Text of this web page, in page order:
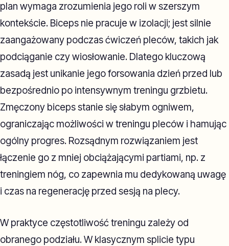
plan wymaga zrozumienia jego roli w szerszym
kontekście. Biceps nie pracuje w izolacji; jest silnie
zaangażowany podczas ćwiczeń pleców, takich jak
podciąganie czy wiosłowanie. Dlatego kluczową
zasadą jest unikanie jego forsowania dzień przed lub
bezpośrednio po intensywnym treningu grzbietu.
Zmęczony biceps stanie się słabym ogniwem,
ograniczając możliwości w treningu pleców i hamując
ogólny progres. Rozsądnym rozwiązaniem jest
łączenie go z mniej obciążającymi partiami, np. z
treningiem nóg, co zapewnia mu dedykowaną uwagę
i czas na regenerację przed sesją na plecy.
W praktyce częstotliwość treningu zależy od
obranego podziału. W klasycznym splicie typu